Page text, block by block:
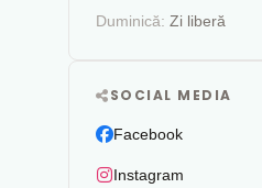
Duminică: Zi liberă
SOCIAL MEDIA
Facebook
Instagram